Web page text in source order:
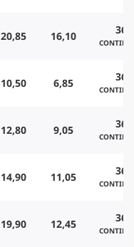
20,85 16,10 360
10,50 6,85 360
12,80 9,05 360
14,90 11,05 360
19,90 12,45 360